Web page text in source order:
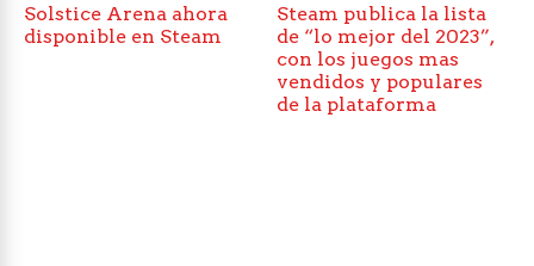
Solstice Arena ahora
disponible en Steam
Steam publica la lista
de “lo mejor del 2023”,
con los juegos mas
vendidos y populares
de la plataforma